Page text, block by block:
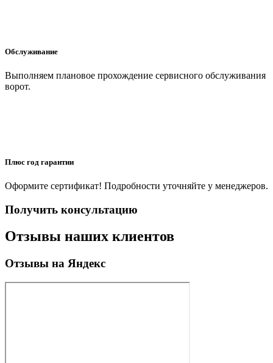
Обслуживание
Выполняем плановое прохождение сервисного обслуживания
ворот.
Плюс год гарантии
Оформите сертификат! Подробности уточняйте у менеджеров.
Получить консультацию
Отзывы наших клиентов
Отзывы на Яндекс